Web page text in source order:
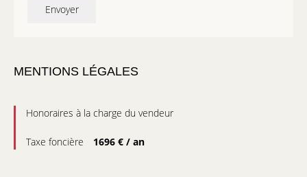
Envoyer
MENTIONS LÉGALES
Honoraires à la charge du vendeur
Taxe foncière 1696 € / an